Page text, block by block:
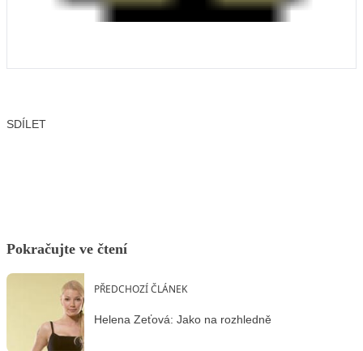
SDÍLET
Pokračujte ve čtení
PŘEDCHOZÍ ČLÁNEK
Helena Zeťová: Jako na rozhledně